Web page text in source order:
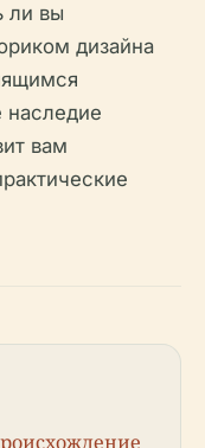
ли вы
дизайна
наследие
вам